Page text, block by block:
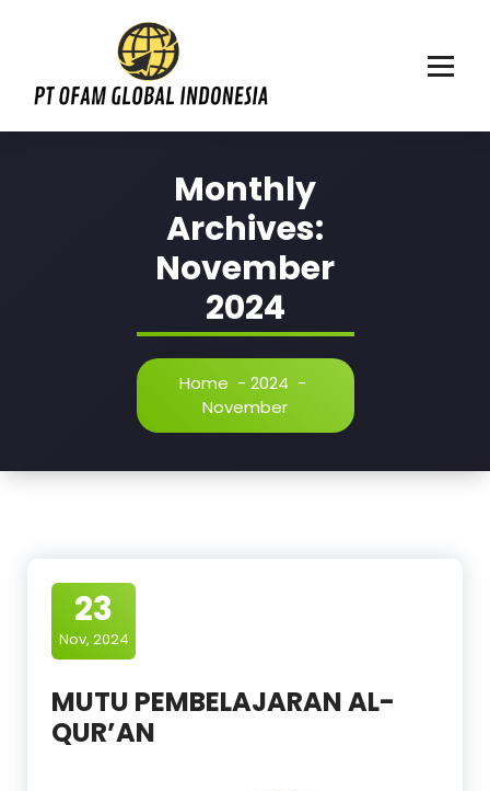
Monthly
Archives:
November
2024
Home - 2024 -
November
23
Nov, 2024
MUTU PEMBELAJARAN AL-
QUR’AN